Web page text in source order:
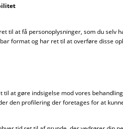
til at få personoplysninger, som du selv
format og har ret til at overføre disse
til at gøre indsigelse mod vores
den profilering der foretages for at